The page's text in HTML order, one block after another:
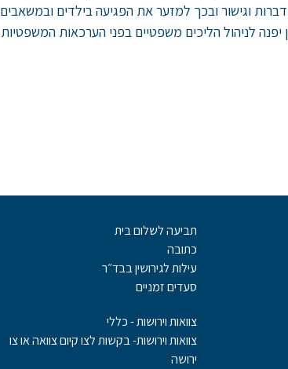
וגישור ובכך למזער את הפגיעה בילדים ובמשאבים
לניהול הליכים משפטיים בפני הערכאות המשפטיות
תביעה לשלום בית
כתובה
עילות לגירושין בבד״ר
סעדים זמניים
צוואות וירושות - כללי
צוואות וירושות- בקשות לצו קיום צוואה או צו
ירושה